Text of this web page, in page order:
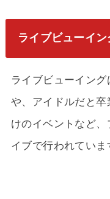
ライブビューイ
ライブビューイン
や、アイドルだと
けのイベントなど
イブで行われていま